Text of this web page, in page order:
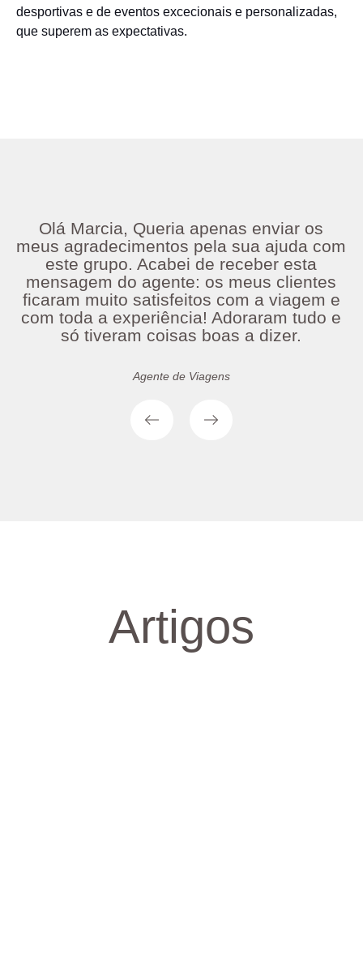
desportivas e de eventos excecionais e personalizadas,
que superem as expectativas.
Olá Marcia, Queria apenas enviar os
meus agradecimentos pela sua ajuda com
este grupo. Acabei de receber esta
mensagem do agente: os meus clientes
ficaram muito satisfeitos com a viagem e
com toda a experiência! Adoraram tudo e
só tiveram coisas boas a dizer.
Agente de Viagens
Artigos